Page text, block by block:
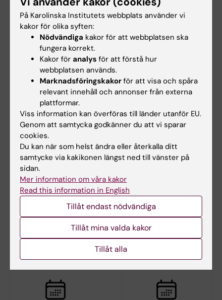
KTH i samarbete med
Stockholm universitet och
Karolinska institutet bjuder…
Urinary biomarkers for early
detection and risk assessment
of chronic…
8 sep 2026-8 sep 2026
KIB Talks: Sök
smartare i Cinahl –
Förbättra dina
kunskaper i att söka
vetenskaplig
information
Bibliotekets sökexperter delar
med sig av sina bästa tips för
9 sep 2026-9 sep 2026
– en programvara för
att upptäcka
Vi visar hur iThenticate
fungerar, hur du laddar upp ett
dokument samt ger…
På Karolinska Institutets webbplats använder vi
kakor för olika syften:
Nödvändiga kakor för att webbplatsen ska
fungera korrekt.
Kakor för analys för att förstå hur
webbplatsen används.
Marknadsföringskakor för att visa och spåra
relevant innehåll och annonser från externa
plattformar.
Viss information kan överföras till länder utanför EU.
Genom att samtycka godkänner du att vi sparar
cookies.
Du kan när som helst ändra eller återkalla ditt
samtycke via kakikonen längst ned till vänster på
sidan.
Mer information om våra kakor
Read this information in English
Tillåt endast nödvändiga
Tillåt mina valda kakor
Tillåt alla